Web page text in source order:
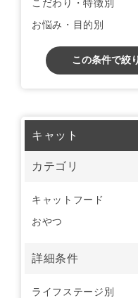
こだわり・特徴別
お悩み・目的別
この条件で絞
キャット
カテゴリ
キャットフード
おやつ
詳細条件
ライフステージ別